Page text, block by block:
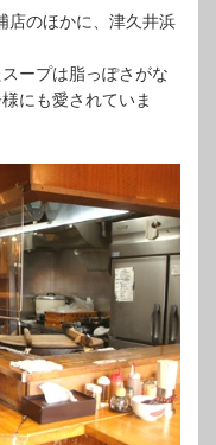
店のほかに、津久井浜
ープは脂っぽさがな
にも愛されていま